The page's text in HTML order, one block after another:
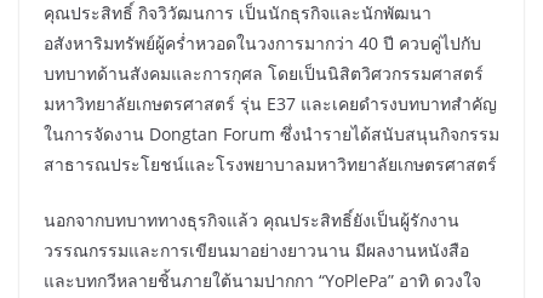
คุณประสิทธิ์ กิจวิวัฒนการ เป็นนักธุรกิจและนักพัฒนา
อสังหาริมทรัพย์ผู้คร่ำหวอดในวงการมากว่า 40 ปี ควบคู่ไปกับ
บทบาทด้านสังคมและการกุศล โดยเป็นนิสิตวิศวกรรมศาสตร์
มหาวิทยาลัยเกษตรศาสตร์ รุ่น E37 และเคยดำรงบทบาทสำคัญ
ในการจัดงาน Dongtan Forum ซึ่งนำรายได้สนับสนุนกิจกรรม
สาธารณประโยชน์และโรงพยาบาลมหาวิทยาลัยเกษตรศาสตร์
นอกจากบทบาททางธุรกิจแล้ว คุณประสิทธิ์ยังเป็นผู้รักงาน
วรรณกรรมและการเขียนมาอย่างยาวนาน มีผลงานหนังสือ
และบทกวีหลายชิ้นภายใต้นามปากกา “YoPlePa” อาทิ ดวงใจ